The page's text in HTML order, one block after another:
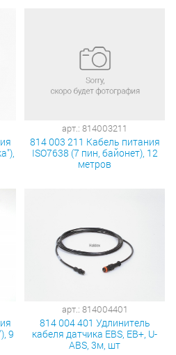
арт.: 814003211
814 003 211 Кабель питания
ISO7638 (7 пин, байонет), 12
метров
9
арт.: 814004401
814 004 401 Удлинитель
кабеля датчика EBS, EB+, U-
ABS, 3м, шт